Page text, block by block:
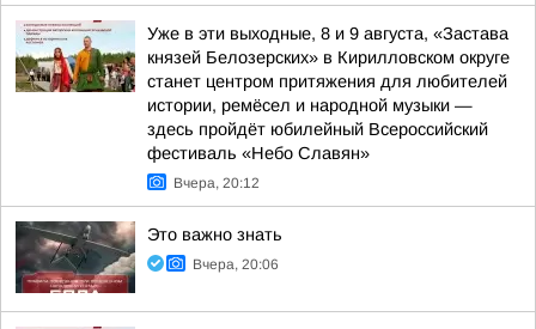
Уже в эти выходные, 8 и 9 августа, «Застава
князей Белозерских» в Кирилловском округе
станет центром притяжения для любителей
истории, ремёсел и народной музыки —
здесь пройдёт юбилейный Всероссийский
фестиваль «Небо Славян»
Вчера, 20:12
Это важно знать
Вчера, 20:06